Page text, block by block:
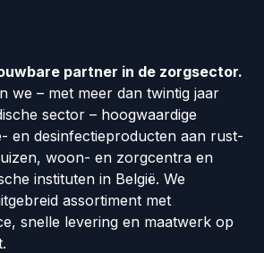
partner in de zorgsector.
we – met meer dan twintig jaar
sector – hoogwaardige
en desinfectieproducten aan rust-
woon- en zorgcentra en
instituten in België. We
assortiment met
snelle levering en maatwerk op